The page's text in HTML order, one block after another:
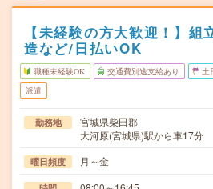
【未経験の方大歓迎！】組
造など/日払いOK
職種未経験OK 交通費別途支給あり 土
派遣
勤務地
宮城県柴田郡
大河原(宮城県)駅から車17分
曜日頻度 月～金